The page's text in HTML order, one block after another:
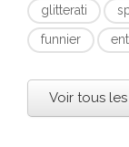
glitterati
funnier
Voir tous